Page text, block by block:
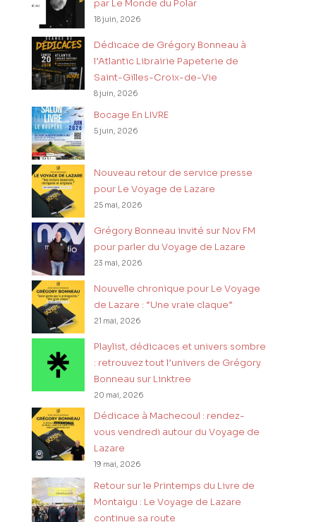
par Le Monde du Polar
18 juin, 2026
Dédicace de Grégory Bonneau à
l’Atlantic Librairie Papeterie de
Saint-Gilles-Croix-de-Vie
8 juin, 2026
Bocage En LIVRE
5 juin, 2026
Nouveau retour de service presse
pour Le Voyage de Lazare
25 mai, 2026
Grégory Bonneau invité sur Nov FM
pour parler du Voyage de Lazare
23 mai, 2026
Nouvelle chronique pour Le Voyage
de Lazare : “Une vraie claque”
21 mai, 2026
Playlist, dédicaces et univers sombre
: retrouvez tout l’univers de Grégory
Bonneau sur Linktree
20 mai, 2026
Dédicace à Machecoul : rendez-
vous vendredi autour du Voyage de
Lazare
19 mai, 2026
Retour sur le Printemps du Livre de
Montaigu : Le Voyage de Lazare
continue sa route